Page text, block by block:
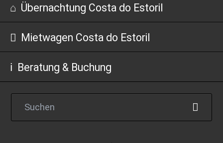
Übernachtung Costa do Estoril
Mietwagen Costa do Estoril
Beratung & Buchung